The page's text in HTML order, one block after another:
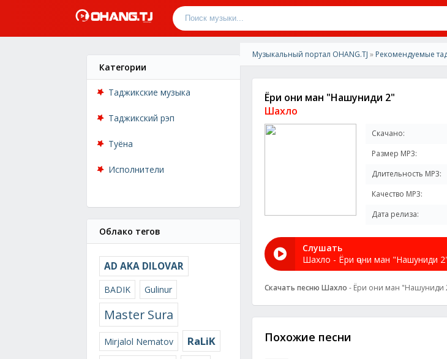
Категории
Таджикские музыка
Таджикский рэп
Туёна
Исполнители
Облако тегов
AD AKA DILOVAR
BADIK Gulinur
Master Sura
Mirjalol Nematov RaLiK
Музыкальный портал OHANG.TJ » Рекомендуемые
Ёри ҷони ман "Нашуниди 2"
Шахло
Скачано:
Размер MP3:
Длительность MP3:
Качество MP3:
Дата релиза:
Слушать
Шахло - Ёри ҷони ман "Нашуниди
Скачать песню Шахло - Ёри ҷони ман "Нашуниди
Похожие песни